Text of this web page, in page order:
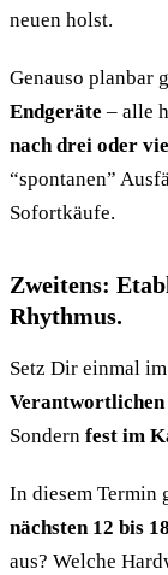
neuen holst.
Genauso planbar
Endgeräte – alle
nach drei oder
“spontanen”
Sofortkäufe.
Zweitens:
Rhythmus.
Setz Dir einmal
Verantwortlichen
Sondern fest im
In diesem Termin
nächsten 12 bis
aus? Welche